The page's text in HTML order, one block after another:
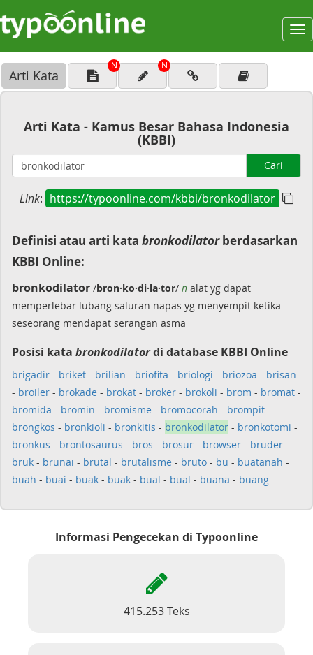
Arti Kata
N N
Arti Kata - Kamus Besar Bahasa Indonesia
(KBBI)
Cari
Link: https://typoonline.com/kbbi/bronkodilator
Definisi atau arti kata bronkodilatorberdasarkan
KBBI Online:
bronkodilator /bron·ko·di·la·tor/ n alat yg dapat
memperlebar lubang saluran napas yg menyempit ketika
seseorang mendapat serangan asma
Posisi kata bronkodilatordi database KBBI Online
brigadir - briket - brilian - briofita - briologi - briozoa - brisan
- broiler - brokade - brokat - broker - brokoli - brom - bromat -
bromida - bromin - bromisme - bromocorah - brompit -
brongkos - bronkioli - bronkitis - bronkodilator - bronkotomi -
bronkus - brontosaurus - bros - brosur - browser - bruder -
bruk - brunai - brutal - brutalisme - bruto - bu - buatanah -
buah - buai - buak - buak - bual - bual - buana - buang
Informasi Pengecekan di Typoonline
415.253 Teks